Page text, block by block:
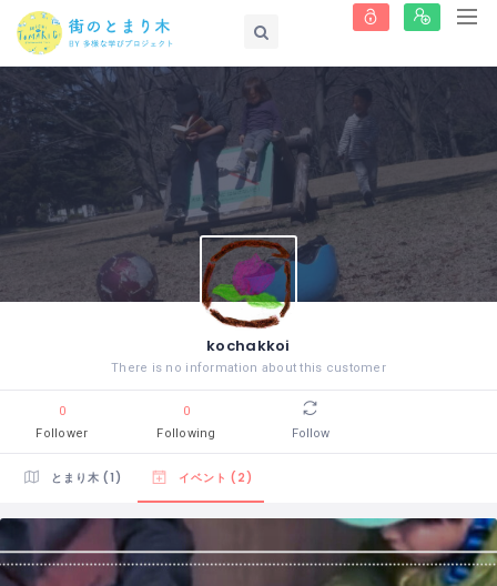
kochakkoi
There is no information about this customer
0
Follower
0
Following
Follow
とまり木 (1) イベント (2)